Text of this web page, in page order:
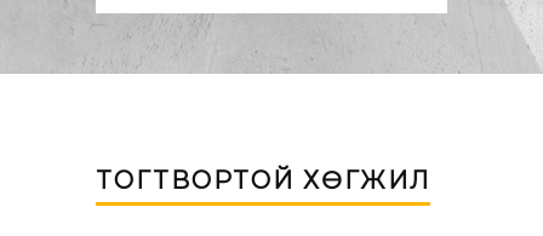
ТОГТВОРТОЙ ХӨГЖИЛ